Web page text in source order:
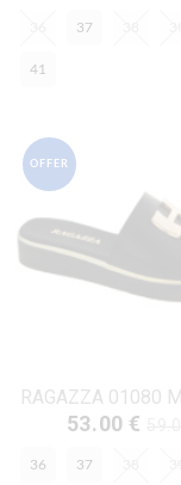
37
41
OFFER
53.00 €
36 37